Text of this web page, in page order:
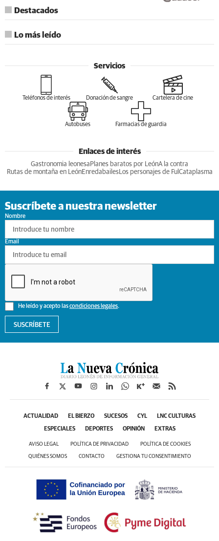
Destacados
Lo más leído
Servicios
Teléfonos de interés Donación de sangre Cartelera de cine
Autobuses Farmacias de guardia
Enlaces de interés
Gastronomia leonesa Planes baratos por LeónA la contra
Rutas de montaña en LeónEnredabailesLos personajes de Ful Cataplasma
Suscríbete a nuestra newsletter
Nombre
He leído y acepto lascondiciones legales.
Email
SUSCRÍBETE
ACTUALIDAD EL BIERZO SUCESOS CYL LNC CULTURAS
ESPECIALES DEPORTES OPINIÓN EXTRAS
AVISO LEGAL POLÍTICA DE PRIVACIDAD POLÍTICA DE COOKIES
QUIÉNES SOMOS CONTACTO GESTIONA TU CONSENTIMIENTO